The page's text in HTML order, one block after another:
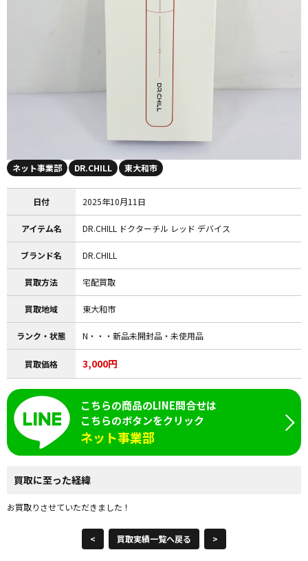
ネット事業部 DR.CHILL 東大和市
日付 2025年10月11日
アイテム名 DR.CHILL ドクターチル レッド デバイス
ブランド名 DR.CHILL
買取方法 宅配買取
買取地域 東大和市
ランク・状態 N・・・新品未開封品・未使用品
買取価格 3,000円
こちらの商品のLINE問合せは
こちらのボタンをクリック
ネット事業部
買取に至った経緯
お買取りさせていただきました！
< 買取実績一覧へ戻る >